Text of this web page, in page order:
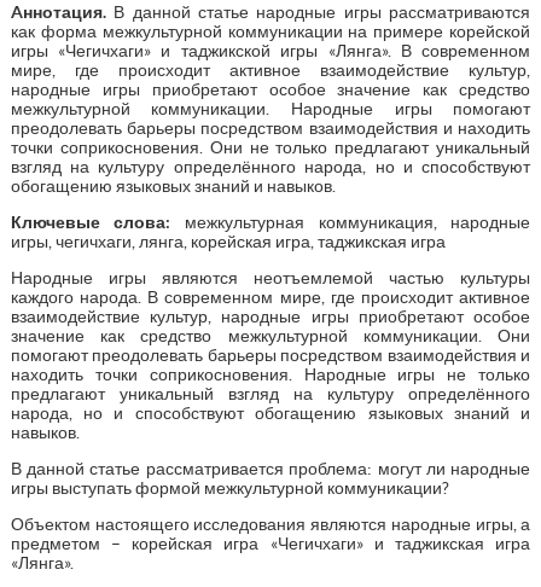
Aннотация.В данной статье народные игры рассматриваются
как форма межкультурной коммуникации на примере корейской
игры «Чегичхаги» и таджикской игры «Лянга». В современном
мире, где происходит активное взаимодействие культур,
народные игры приобретают особое значение как средство
межкультурной коммуникации. Народные игры помогают
преодолевать барьеры посредством взаимодействия и находить
точки соприкосновения. Они не только предлагают уникальный
взгляд на культуру определённого народа, но и способствуют
обогащению языковых знаний и навыков.
Ключевые слова: межкультурная коммуникация, народные
игры, чегичхаги, лянга, корейская игра, таджикская игра
Народные игры являются неотъемлемой частью культуры
каждого народа. В современном мире, где происходит активное
взаимодействие культур, народные игры приобретают особое
значение как средство межкультурной коммуникации. Они
помогают преодолевать барьеры посредством взаимодействия и
находить точки соприкосновения. Народные игры не только
предлагают уникальный взгляд на культуру определённого
народа, но и способствуют обогащению языковых знаний и
навыков.
В данной статье рассматривается проблема: могут ли народные
игры выступать формой межкультурной коммуникации?
Объектом настоящего исследования являются народные игры, а
предметом – корейская игра «Чегичхаги» и таджикская игра
«Лянга».